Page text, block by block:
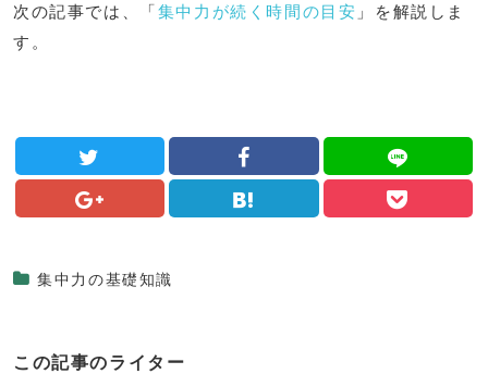
次の記事では、「集中力が続く時間の目安 」を解説しま
す。
集中力の基礎知識
この記事のライター